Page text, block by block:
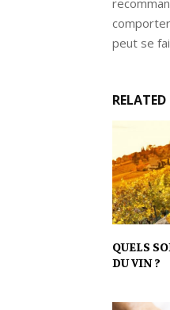
peut se
QUELS
DU VIN ?